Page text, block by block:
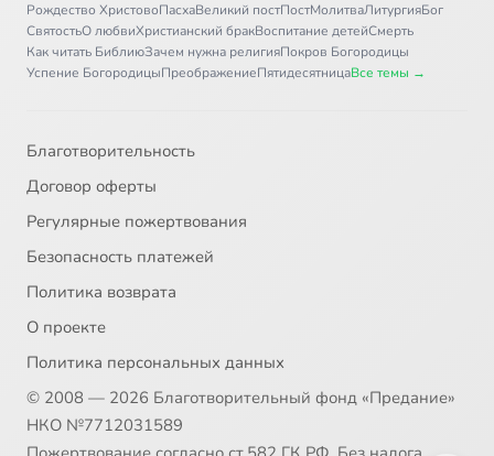
Рождество ХристовоПасхаВеликий постПостМолитваЛитургияБог
СвятостьО любвиХристианский бракВоспитание детейСмерть
Как читать БиблиюЗачем нужна религияПокров Богородицы
Успение БогородицыПреображениеПятидесятницаВсе темы →
Благотворительность
Договор оферты
Регулярные пожертвования
Безопасность платежей
Политика возврата
О проекте
Политика персональных данных
© 2008 — 2026 Благотворительный фонд «Предание»
НКО №7712031589